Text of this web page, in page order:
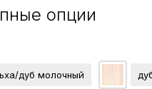
опции
дуб молочный